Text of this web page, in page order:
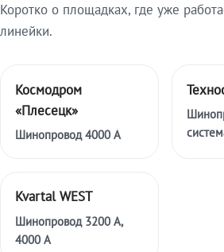
Коротко о площадках, где уже
линейки.
Космодром
«Плесецк»
Шинопровод 4000 А
Kvartal WEST
Шинопровод 3200 А,
4000 А